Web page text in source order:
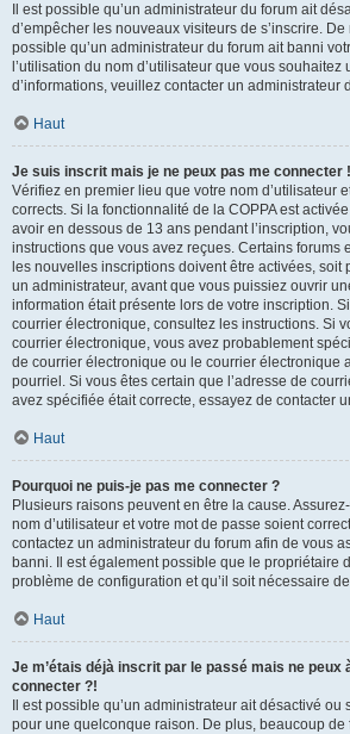
Il est possible qu’un administrateur du forum ait
d’empêcher les nouveaux visiteurs de s’inscrire.
possible qu’un administrateur du forum ait banni
l’utilisation du nom d’utilisateur que vous souhaitez
d’informations, veuillez contacter un administrateur
Haut
Je suis inscrit mais je ne peux pas me connecter !
Vérifiez en premier lieu que votre nom d’utilisateur
corrects. Si la fonctionnalité de la COPPA est
avoir en dessous de 13 ans pendant l’inscription,
instructions que vous avez reçues. Certains forums
les nouvelles inscriptions doivent être activées, soit
un administrateur, avant que vous puissiez ouvrir
information était présente lors de votre inscription.
courrier électronique, consultez les instructions. Si
courrier électronique, vous avez probablement
de courrier électronique ou le courrier électronique
pourriel. Si vous êtes certain que l’adresse de
avez spécifiée était correcte, essayez de contacter
Haut
Pourquoi ne puis-je pas me connecter ?
Plusieurs raisons peuvent en être la cause.
nom d’utilisateur et votre mot de passe soient
contactez un administrateur du forum afin de vous
banni. Il est également possible que le propriétaire
problème de configuration et qu’il soit nécessaire
Haut
Je m’étais déjà inscrit par le passé mais ne peux
connecter ?!
Il est possible qu’un administrateur ait désactivé
pour une quelconque raison. De plus, beaucoup de